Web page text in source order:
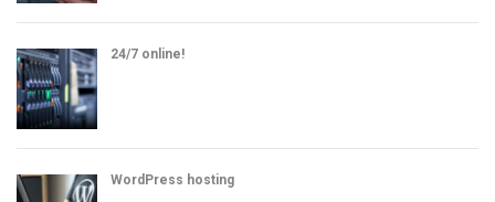
24/7 online!
WordPress hosting